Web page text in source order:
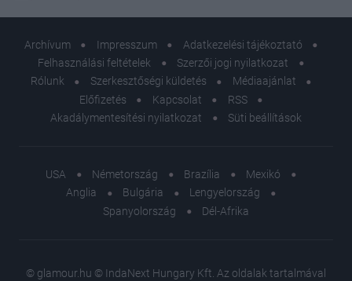
Archívum Impresszum
Adatkezelési tájékoztató
Felhasználási feltételek
Szerzői jogi nyilatkozat
Rólunk
Szerkesztőségi küldetés
Médiaajánlat
Előfizetés
Kapcsolat
RSS
Akadálymentesítési nyilatkozat
Süti beállítások
USA Németország Brazília
Mexikó
Anglia
Bulgária
Lengyelország
Spanyolország
Dél-Afrika
© glamour.hu © IndaNext Hungary Kft. Az oldalak tartalmával